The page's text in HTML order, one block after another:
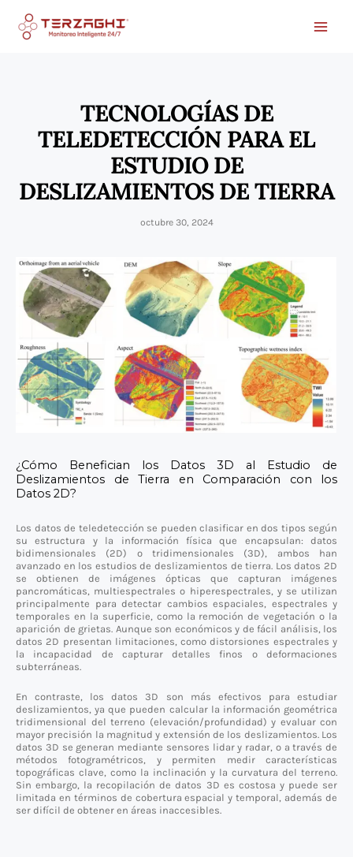
TECNOLOGÍAS DE
TELEDETECCIÓN PARA EL
ESTUDIO DE
DESLIZAMIENTOS DE TIERRA
octubre 30, 2024
¿Cómo Benefician los Datos 3D al Estudio de
Deslizamientos de Tierra en Comparación con los
Datos 2D?
Los datos de teledetección se pueden clasificar en dos tipos según
su estructura y la información física que encapsulan: datos
bidimensionales (2D) o tridimensionales (3D), ambos han
avanzado en los estudios de deslizamientos de tierra. Los datos 2D
se obtienen de imágenes ópticas que capturan imágenes
pancromáticas, multiespectrales o hiperespectrales, y se utilizan
principalmente para detectar cambios espaciales, espectrales y
temporales en la superficie, como la remoción de vegetación o la
aparición de grietas. Aunque son económicos y de fácil análisis, los
datos 2D presentan limitaciones, como distorsiones espectrales y
la incapacidad de capturar detalles finos o deformaciones
subterráneas.
En contraste, los datos 3D son más efectivos para estudiar
deslizamientos, ya que pueden calcular la información geométrica
tridimensional del terreno (elevación/profundidad) y evaluar con
mayor precisión la magnitud y extensión de los deslizamientos. Los
datos 3D se generan mediante sensores lidar y radar, o a través de
métodos fotogramétricos, y permiten medir características
topográficas clave, como la inclinación y la curvatura del terreno.
Sin embargo, la recopilación de datos 3D es costosa y puede ser
limitada en términos de cobertura espacial y temporal, además de
ser difícil de obtener en áreas inaccesibles.